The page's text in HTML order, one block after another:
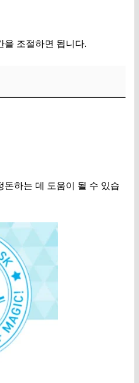
을 조절하면 됩니다.
하는 데 도움이 될 수 있습